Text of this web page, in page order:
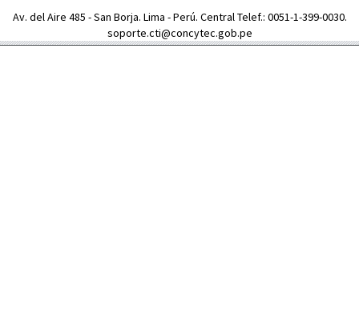
Av. del Aire 485 - San Borja. Lima - Perú. Central Telef.: 0051-1-399-0030.
soporte.cti@concytec.gob.pe